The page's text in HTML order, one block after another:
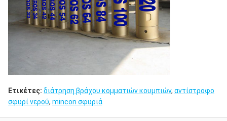
Ετικέτες: διάτρηση βράχου κομματιών κουμπιών, αντίστροφο
σφυρί νερού, mincon σφυριά